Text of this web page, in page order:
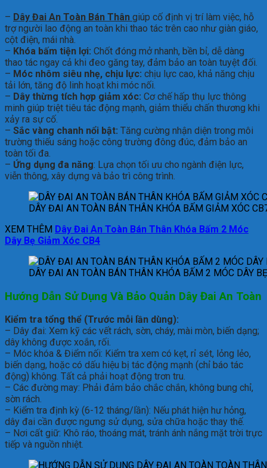
– Dây Đai An Toàn Bán Thân giúp cố định vị trí làm việc, hỗ
trợ người lao động an toàn khi thao tác trên cao như giàn giáo,
cột điện, mái nhà.
– Khóa bấm tiện lợi: Chốt đóng mở nhanh, bền bỉ, dễ dàng
thao tác ngay cả khi đeo găng tay, đảm bảo an toàn tuyệt đối.
– Móc nhôm siêu nhẹ, chịu lực: chịu lực cao, khả năng chịu
tải lớn, tăng độ linh hoạt khi móc nối.
– Dây thừng tích hợp giảm xóc: Cơ chế hấp thụ lực thông
minh giúp triệt tiêu tác động mạnh, giảm thiểu chấn thương khi
xảy ra sự cố.
– Sắc vàng chanh nổi bật: Tăng cường nhận diện trong môi
trường thiếu sáng hoặc công trường đông đúc, đảm bảo an
toàn tối đa.
– Ứng dụng đa năng: Lựa chọn tối ưu cho ngành điện lực,
viễn thông, xây dựng và bảo trì công trình.
DÂY ĐAI AN TOÀN BÁN THÂN KHÓA BẤM GIẢM XÓC
XEM THÊM Dây Đai An Toàn Bán Thân Khóa Bấm 2 Móc
Dây Bẹ Giảm Xóc CB4
DÂY ĐAI AN TOÀN BÁN THÂN KHÓA BẤM 2 MÓC DÂY
Hướng Dẫn Sử Dụng Và Bảo Quản Dây Đai An Toàn
Kiểm tra tổng thể (Trước mỗi lần dùng):
– Dây đai: Xem kỹ các vết rách, sờn, cháy, mài mòn, biến dạng;
dây không được xoắn, rối.
– Móc khóa & Điểm nối: Kiểm tra xem có kẹt, rỉ sét, lỏng lẻo,
biến dạng, hoặc có dấu hiệu bị tác động mạnh (chỉ báo tác
động) không. Tất cả phải hoạt động trơn tru.
– Các đường may: Phải đảm bảo chắc chắn, không bung chỉ,
sờn rách.
– Kiểm tra định kỳ (6-12 tháng/lần): Nếu phát hiện hư hỏng,
dây đai cần được ngưng sử dụng, sửa chữa hoặc thay thế.
– Nơi cất giữ: Khô ráo, thoáng mát, tránh ánh nắng mặt trời trực
tiếp và nguồn nhiệt.